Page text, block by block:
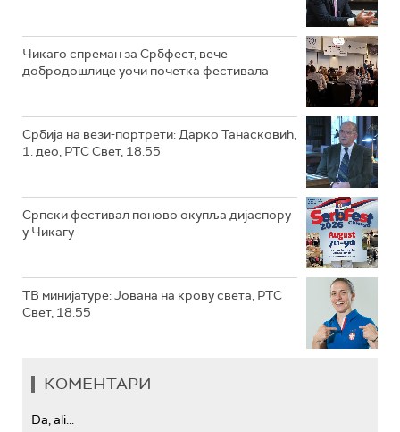
Чикаго спреман за Србфест, вече
добродошлице уочи почетка фестивала
Србија на вези-портрети: Дарко Танасковић,
1. део, РТС Свет, 18.55
Српски фестивал поново окупља дијаспору
у Чикагу
ТВ минијатуре: Јована на крову света, РТС
Свет, 18.55
КОМЕНТАРИ
Da, ali...